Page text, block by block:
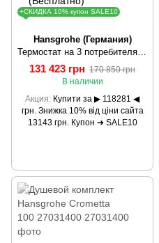
+СКИДКА 10% купон SALE10
Hansgrohe (Германия)
131 423 грн 170 850 грн
В наличии
Акция
Купити за ▶ 118281 ◀
грн. Знижка 10% від ціни сайта
13143 грн. Купон ➜ SALE10